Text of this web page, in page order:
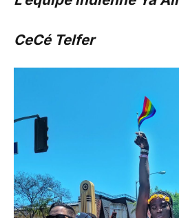
CeCé Telfer